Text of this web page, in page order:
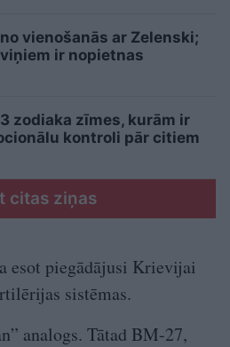
vienošanās ar Zelenski;
ir nopietnas
zodiaka zīmes, kurām ir
kontroli pār citiem
citas ziņas
esot piegādājusi Krievijai
sistēmas.
analogs. Tātad BM-27,